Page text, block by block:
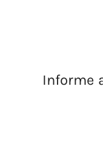
Informe